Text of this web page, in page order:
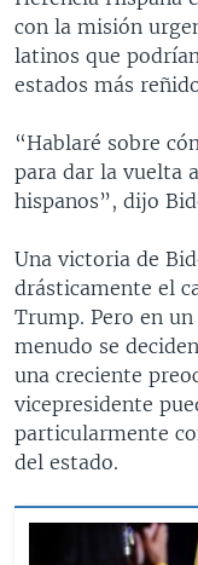
con la misión
latinos que
estados más
“Hablaré sobre
para dar la vuelta
hispanos”, dijo
Una victoria de
drásticamente el
Trump. Pero en
menudo se
una creciente
vicepresidente
particularmente
del estado.